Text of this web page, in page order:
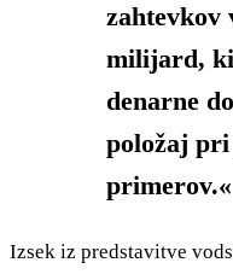
zahtevkov
milijard,
denarne
položaj
primerov.«
Izsek iz predstavitve